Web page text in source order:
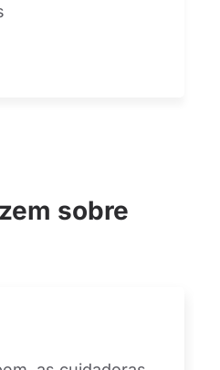
sobre